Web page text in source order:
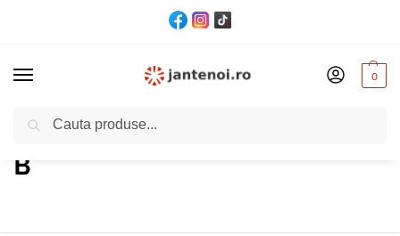
0
Acasă Produs Indice consum
B